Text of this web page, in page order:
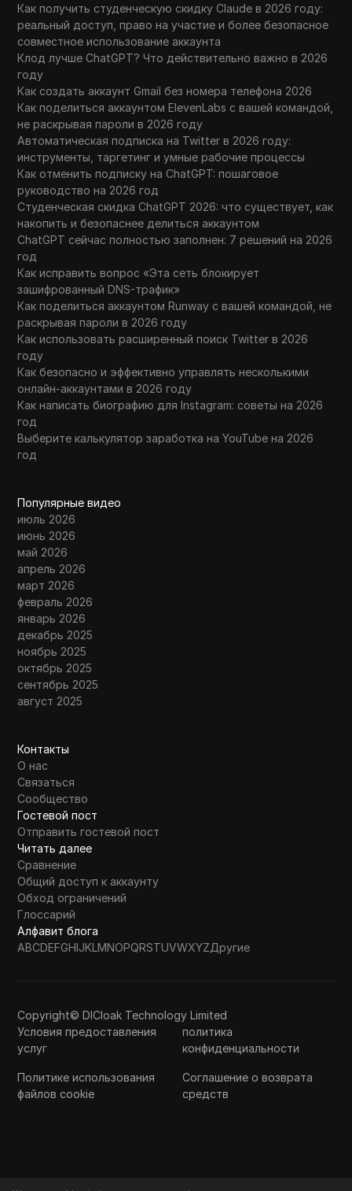
Как получить студенческую скидку Claude в 2026 году:
реальный доступ, право на участие и более безопасное
совместное использование аккаунта
Клод лучше ChatGPT? Что действительно важно в 2026
году
Как создать аккаунт Gmail без номера телефона 2026
Как поделиться аккаунтом ElevenLabs с вашей командой,
не раскрывая пароли в 2026 году
Автоматическая подписка на Twitter в 2026 году:
инструменты, таргетинг и умные рабочие процессы
Как отменить подписку на ChatGPT: пошаговое
руководство на 2026 год
Студенческая скидка ChatGPT 2026: что существует, как
накопить и безопаснее делиться аккаунтом
ChatGPT сейчас полностью заполнен: 7 решений на 2026
год
Как исправить вопрос «Эта сеть блокирует
зашифрованный DNS-трафик»
Как поделиться аккаунтом Runway с вашей командой, не
раскрывая пароли в 2026 году
Как использовать расширенный поиск Twitter в 2026
году
Как безопасно и эффективно управлять несколькими
онлайн-аккаунтами в 2026 году
Как написать биографию для Instagram: советы на 2026
год
Выберите калькулятор заработка на YouTube на 2026
год
Популярные видео
июль 2026
июнь 2026
май 2026
апрель 2026
март 2026
февраль 2026
январь 2026
декабрь 2025
ноябрь 2025
октябрь 2025
сентябрь 2025
август 2025
Контакты
О нас
Связаться
Сообщество
Гостевой пост
Отправить гостевой пост
Читать далее
Сравнение
Общий доступ к аккаунту
Обход ограничений
Глоссарий
Алфавит блога
ABCDEFGHIJKLMNOPQRSTUVWXYZДругие
Copyright© DICloak Technology Limited
Условия предоставления
услуг
политика
конфиденциальности
Политике использования
файлов cookie
Соглашение о возврата
средств